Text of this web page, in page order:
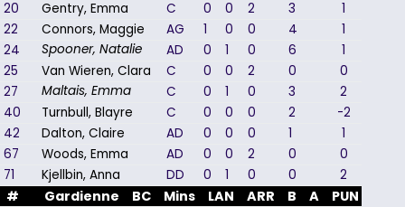
20 Gentry, Emma C 0 0 2 3
1
22
Connors, Maggie AG 1 0 0 4
1
24
Spooner, Natalie AD 0 1 0 6
1
25
Van Wieren, Clara C 0 0 2 0
0
27
Maltais, Emma C 0 1 0 3
2
40
Turnbull, Blayre C 0 0 0 2
-2
42
Dalton, Claire AD 0 0 0 1
1
67
Woods, Emma AD 0 0 2 0
0
71
Kjellbin, Anna DD 0 1 0 0 2
# Gardienne BC Mins LAN ARR B A PUN